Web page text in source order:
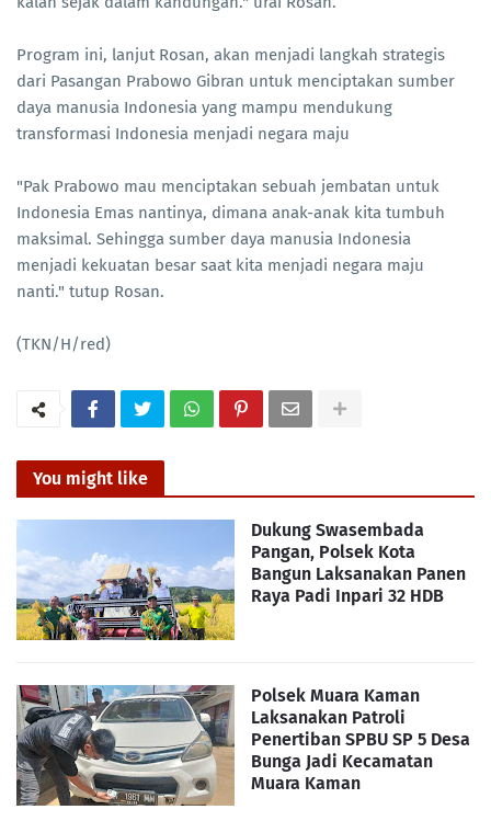
Program ini, lanjut Rosan, akan menjadi langkah strategis
dari Pasangan Prabowo Gibran untuk menciptakan sumber
daya manusia Indonesia yang mampu mendukung
transformasi Indonesia menjadi negara maju
"Pak Prabowo mau menciptakan sebuah jembatan untuk
Indonesia Emas nantinya, dimana anak-anak kita tumbuh
maksimal. Sehingga sumber daya manusia Indonesia
menjadi kekuatan besar saat kita menjadi negara maju
nanti." tutup Rosan.
(TKN/H/red)
You might like
Dukung Swasembada
Pangan, Polsek Kota
Bangun Laksanakan Panen
Raya Padi Inpari 32 HDB
Polsek Muara Kaman
Laksanakan Patroli
Penertiban SPBU SP 5 Desa
Bunga Jadi Kecamatan
Muara Kaman